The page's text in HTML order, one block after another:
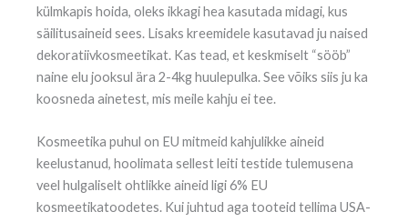
külmkapis hoida, oleks ikkagi hea kasutada midagi, kus
säilitusaineid sees. Lisaks kreemidele kasutavad ju naised
dekoratiivkosmeetikat. Kas tead, et keskmiselt “sööb”
naine elu jooksul ära 2-4kg huulepulka. See võiks siis ju ka
koosneda ainetest, mis meile kahju ei tee.
Kosmeetika puhul on EU mitmeid kahjulikke aineid
keelustanud, hoolimata sellest leiti testide tulemusena
veel hulgaliselt ohtlikke aineid ligi 6% EU
kosmeetikatoodetes. Kui juhtud aga tooteid tellima USA-